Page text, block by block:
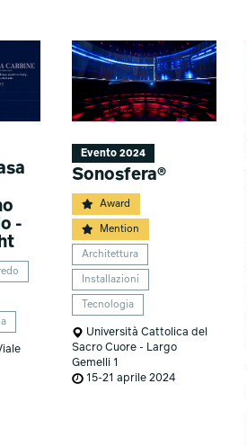
-
Evento 2024
Sonosfera®
Award
Mention
Architettura
Installazioni
Tecnologia
Università Cattolica del
Sacro Cuore - Largo
Gemelli 1
15-21 aprile 2024